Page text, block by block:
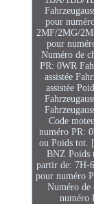
pour
2MF/2MG/
pour
Numéro de
PR: 0WR
assistée
assistée
Code
numéro PR:
ou Poids tot.
BNZ Poids
partir de: 7H-
pour numéro
Numéro de
numéro